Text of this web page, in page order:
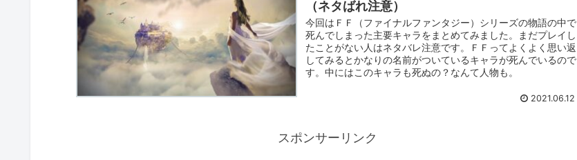
（ネタばれ注意）
今回はＦＦ（ファイナルファンタジー）シリーズの物語の中で
死んでしまった主要キャラをまとめてみました。まだプレイし
たことがない人はネタバレ注意です。ＦＦってよくよく思い返
してみるとかなりの名前がついているキャラが死んでいるので
す。中にはこのキャラも死ぬの？なんて人物も。
2021.06.12
スポンサーリンク